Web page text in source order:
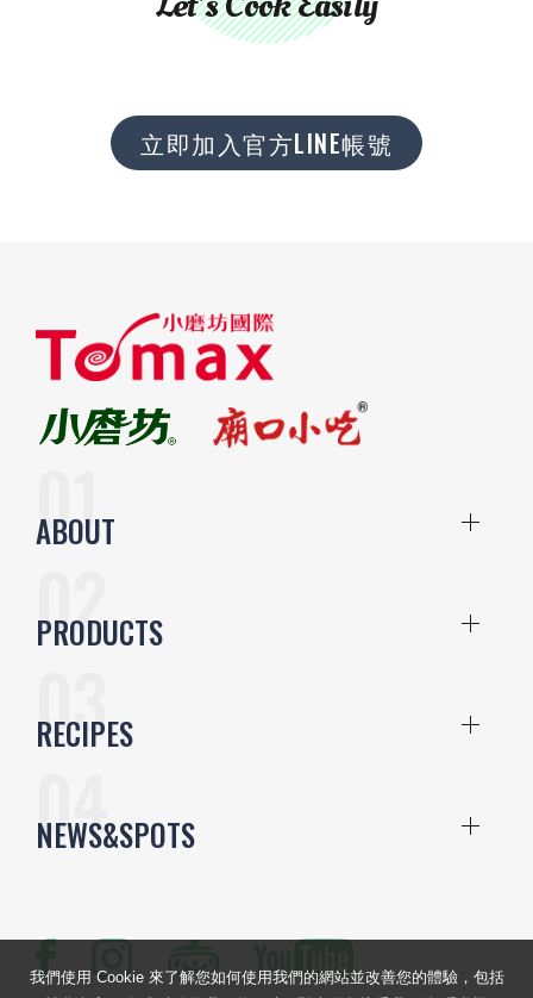
立即加入官方LINE帳號
ABOUT
PRODUCTS
RECIPES
NEWS&SPOTS
我們使用 Cookie 來了解您如何使用我們的網站並改善您的體驗，包括